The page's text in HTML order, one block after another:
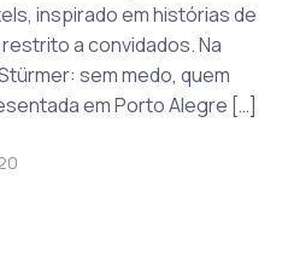
inspirado em histórias de
a convidados. Na
sem medo, quem
em Porto Alegre […]